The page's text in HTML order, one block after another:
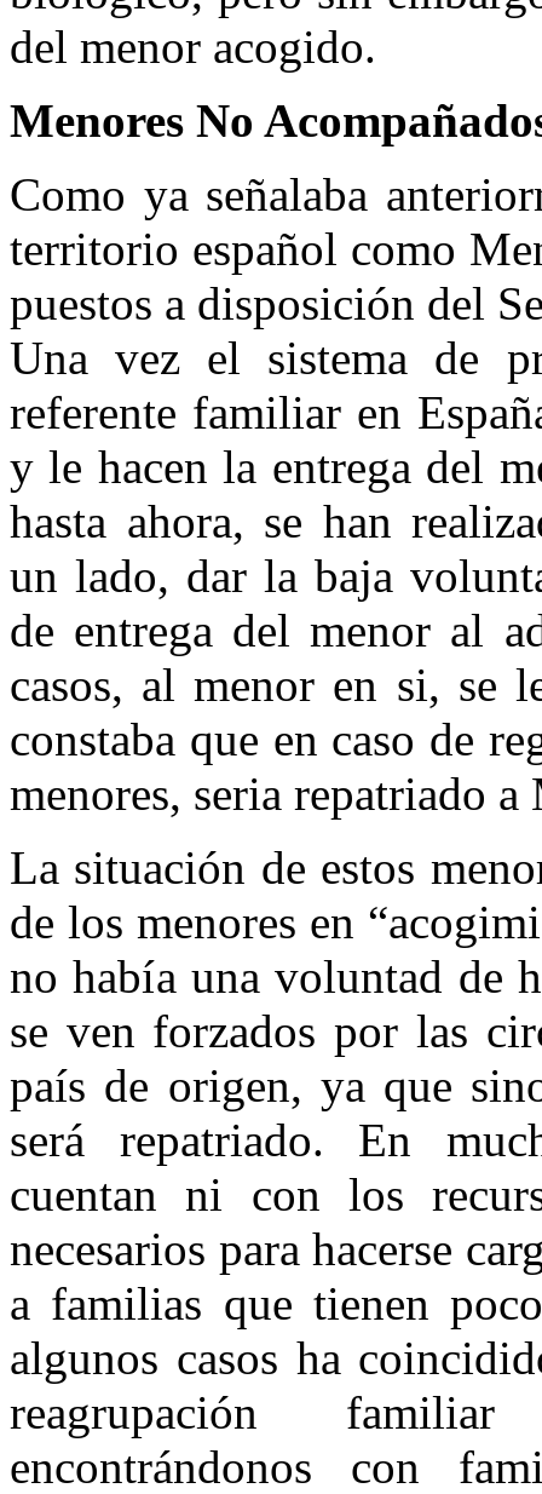
del menor acogido.
Menores No
Como ya señalaba
territorio español como
puestos a disposición del
Una vez el sistema de
referente familiar en
y le hacen la entrega del
hasta ahora, se han
un lado, dar la baja
de entrega del menor al
casos, al menor en si, se
constaba que en caso de
menores, seria repatriado a
La situación de estos
de los menores en
no había una voluntad de
se ven forzados por las
país de origen, ya que
será repatriado. En
cuentan ni con los
necesarios para hacerse
a familias que tienen
algunos casos ha
reagrupación
encontrándonos con